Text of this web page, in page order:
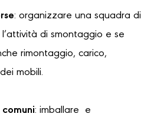
: organizzare una squadra di
di smontaggio e se
rimontaggio, carico,
mobili.
: imballare e